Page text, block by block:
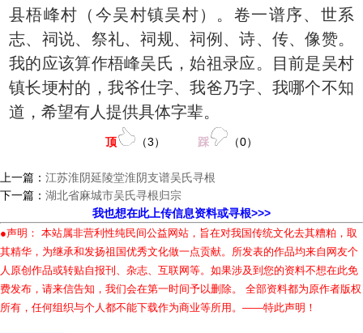
县梧峰村（今吴村镇吴村）。卷一谱序、世系
志、祠说、祭礼、祠规、祠例、诗、传、像赞。
我的应该算作梧峰吴氏，始祖录应。目前是吴村
镇长埂村的，我爷仕字、我爸乃字、我哪个不知
道，希望有人提供具体字辈。
顶 （3） 踩 （0）
上一篇： 江苏淮阴延陵堂淮阴支谱吴氏寻根
下一篇： 湖北省麻城市吴氏寻根归宗
我也想在此上传信息资料或寻根>>>
●声明： 本站属非营利性纯民间公益网站，旨在对我国传统文化去其糟粕，取
其精华，为继承和发扬祖国优秀文化做一点贡献。所发表的作品均来自网友个
人原创作品或转贴自报刊、杂志、互联网等。如果涉及到您的资料不想在此免
费发布，请来信告知，我们会在第一时间予以删除。 全部资料都为原作者版权
所有，任何组织与个人都不能下载作为商业等所用。——特此声明！